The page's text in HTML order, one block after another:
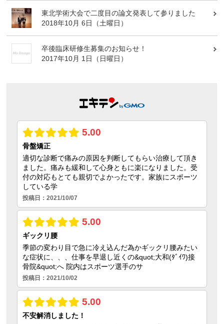
東北学術大会で二度目の論文発表して参りました
2018年10月 6日（土曜日）
卒後臨床研修生募集のお知らせ！
2017年10月 1日（日曜日）